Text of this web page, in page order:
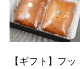
【ギフト】フッ